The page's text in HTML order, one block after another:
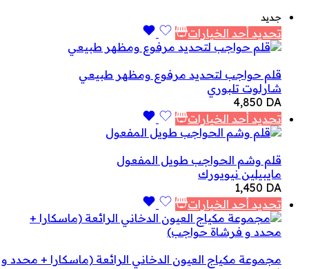
جديد
تحديد أحد الخيارات
قلم حواجب لتحديد مرفوع ومظهر طبيعي
شارلوت تلبوري
4,850 DA
تحديد أحد الخيارات
قلم وشم الحواجب طويل المفعول
مايبيلين نيويورك
1,450 DA
تحديد أحد الخيارات
مجموعة مكياج العيون الدخاني الرائعة (ماسكارا + محدد و